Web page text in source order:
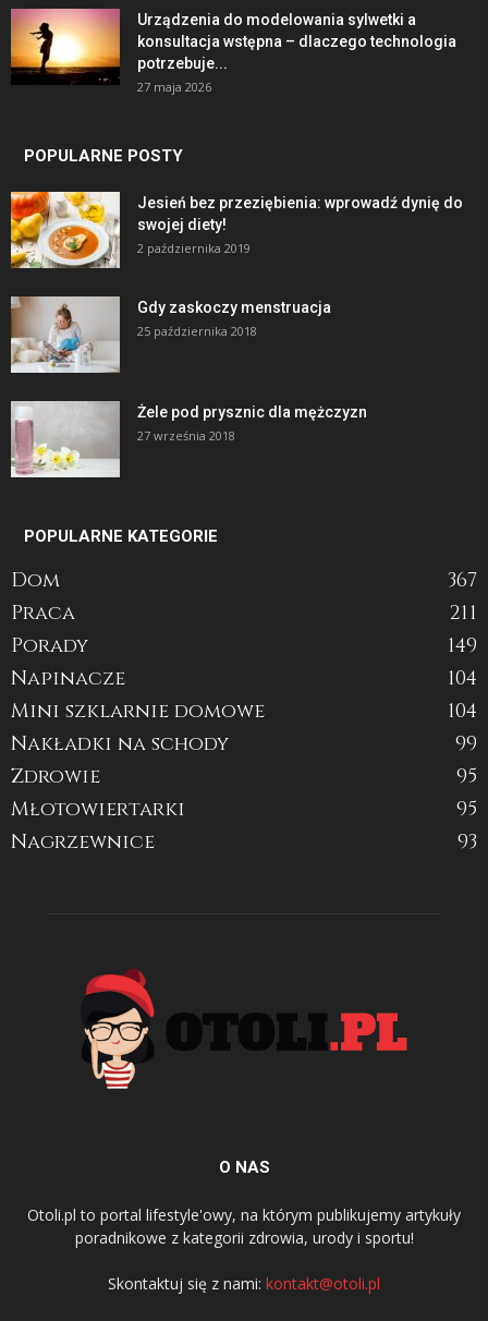
Urządzenia do modelowania sylwetki a
konsultacja wstępna – dlaczego technologia
potrzebuje...
27 maja 2026
POPULARNE POSTY
Jesień bez przeziębienia: wprowadź dynię do
swojej diety!
2 października 2019
Gdy zaskoczy menstruacja
25 października 2018
Żele pod prysznic dla mężczyzn
27 września 2018
POPULARNE KATEGORIE
Dom
367
Praca
211
Porady
149
Napinacze
104
Mini szklarnie domowe
104
Nakładki na schody
99
Zdrowie
95
Młotowiertarki
95
Nagrzewnice
93
O NAS
Otoli.pl to portal lifestyle'owy, na którym publikujemy artykuły
poradnikowe z kategorii zdrowia, urody i sportu!
Skontaktuj się z nami: kontakt@otoli.pl